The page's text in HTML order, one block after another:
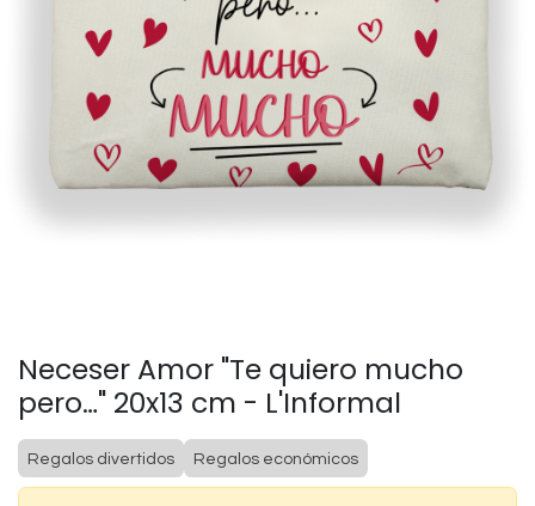
Neceser Amor "Te quiero mucho
pero…" 20x13 cm - L'Informal
Regalos divertidos Regalos económicos